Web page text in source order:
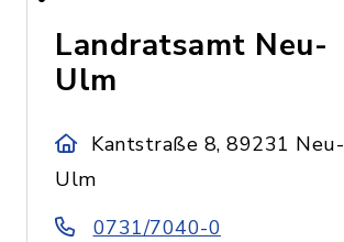
Landratsamt Neu-
Ulm
Kantstraße 8, 89231 Neu-
Ulm
0731/7040-0